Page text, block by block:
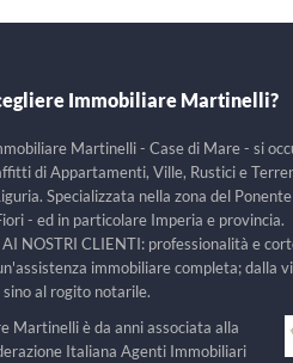
Immobiliare Martinelli?
Martinelli - Case di Mare - si
di Appartamenti, Ville, Rustici e
Specializzata nella zona del
- ed in particolare Imperia e provincia.
NOSTRI CLIENTI: professionalità e
immobiliare completa; dalla
al rogito notarile.
Martinelli è da anni associata alla
Italiana Agenti Immobiliari